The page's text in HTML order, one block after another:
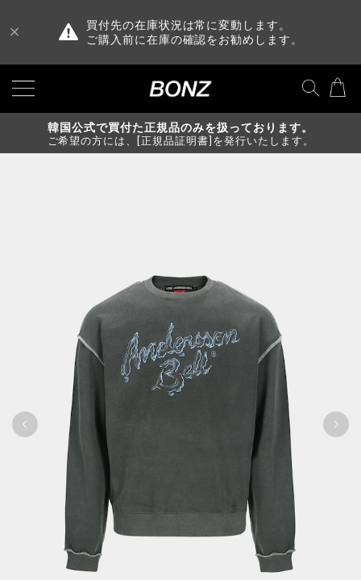
買付先の在庫状況は常に変動します。
ご購入前に在庫の確認をお勧めします。
韓国公式で買付た正規品のみを扱っております。
ご希望の方には、[正規品証明書]を発行いたします。